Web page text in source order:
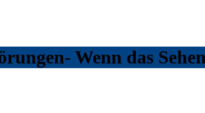
Wenn das